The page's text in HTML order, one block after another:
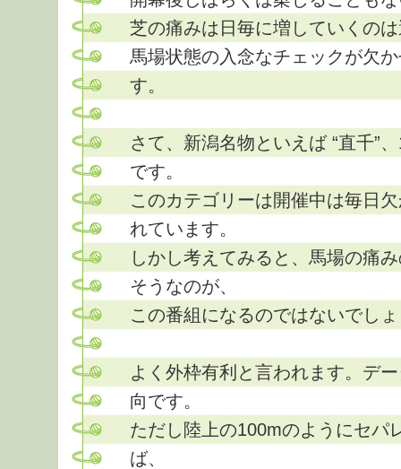
芝の痛みは日毎に増していくの
馬場状態の入念なチェックが欠
す。
さて、新潟名物といえば “直千”
です。
このカテゴリーは開催中は毎日
れています。
しかし考えてみると、馬場の痛
そうなのが、
この番組になるのではないでし
よく外枠有利と言われます。デ
向です。
ただし陸上の100mのようにセパ
ば、